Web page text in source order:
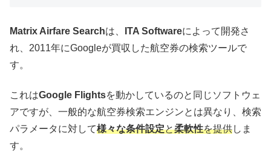
Matrix Airfare Searchは、 ITA Softwareによって開発さ
れ、2011年にGoogleが買収した航空券の検索ツールで
す。
これはGoogle Flightsを動かしているのと同じソフトウェ
アですが、一般的な航空券検索エンジンとは異なり、検索
パラメータに対して様々な条件設定と柔軟性を提供しま
す。